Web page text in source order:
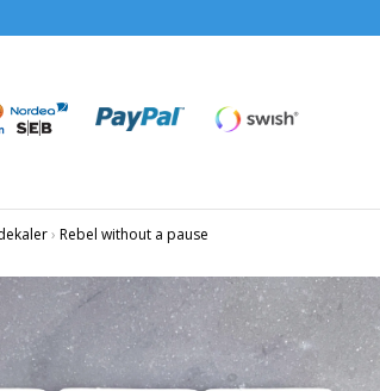
› Rebel without a pause